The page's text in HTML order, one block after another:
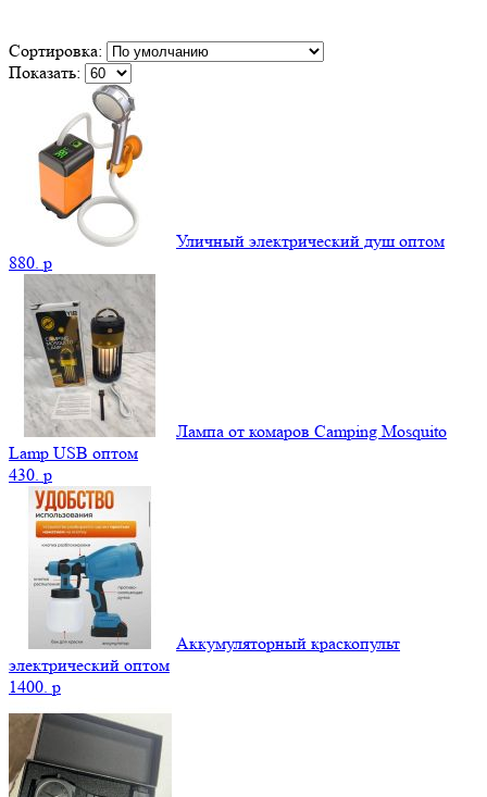
Сортировка:
Показать:
Уличный электрический душ оптом
880. p
Лампа от комаров Camping Mosquito
Lamp USB оптом
430. p
Аккумуляторный краскопульт
электрический оптом
1400. p